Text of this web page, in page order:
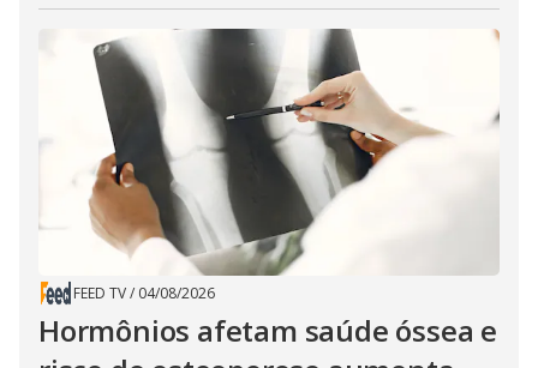
FEED TV/ 04/08/2026
Hormônios afetam saúde óssea e